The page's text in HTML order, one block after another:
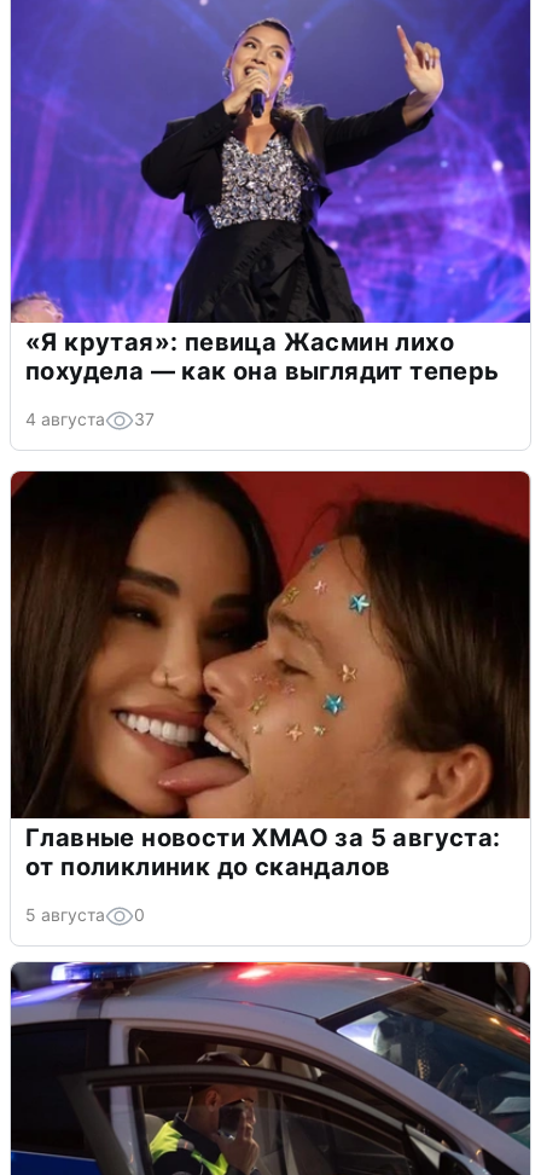
«Я крутая»: певица Жасмин лихо
похудела — как она выглядит теперь
4 августа 37
Главные новости ХМАО за 5 августа:
от поликлиник до скандалов
5 августа 0